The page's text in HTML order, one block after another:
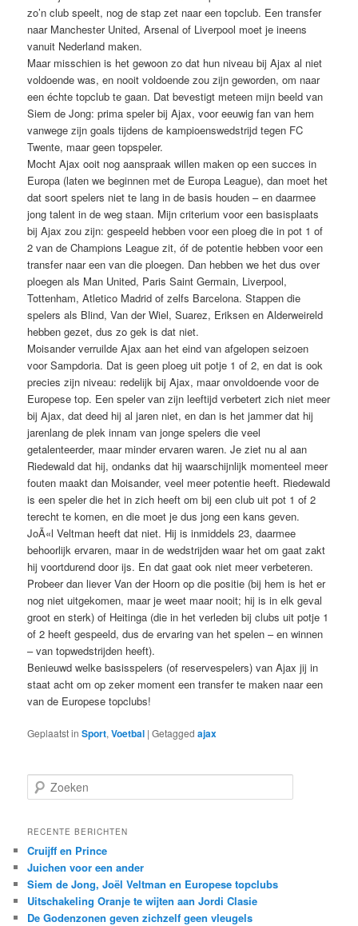
zo’n club speelt, nog de stap zet naar een topclub. Een transfer
naar Manchester United, Arsenal of Liverpool moet je ineens
vanuit Nederland maken.
Maar misschien is het gewoon zo dat hun niveau bij Ajax al niet
voldoende was, en nooit voldoende zou zijn geworden, om naar
een échte topclub te gaan. Dat bevestigt meteen mijn beeld van
Siem de Jong: prima speler bij Ajax, voor eeuwig fan van hem
vanwege zijn goals tijdens de kampioenswedstrijd tegen FC
Twente, maar geen topspeler.
Mocht Ajax ooit nog aanspraak willen maken op een succes in
Europa (laten we beginnen met de Europa League), dan moet het
dat soort spelers niet te lang in de basis houden – en daarmee
jong talent in de weg staan. Mijn criterium voor een basisplaats
bij Ajax zou zijn: gespeeld hebben voor een ploeg die in pot 1 of
2 van de Champions League zit, óf de potentie hebben voor een
transfer naar een van die ploegen. Dan hebben we het dus over
ploegen als Man United, Paris Saint Germain, Liverpool,
Tottenham, Atletico Madrid of zelfs Barcelona. Stappen die
spelers als Blind, Van der Wiel, Suarez, Eriksen en Alderweireld
hebben gezet, dus zo gek is dat niet.
Moisander verruilde Ajax aan het eind van afgelopen seizoen
voor Sampdoria. Dat is geen ploeg uit potje 1 of 2, en dat is ook
precies zijn niveau: redelijk bij Ajax, maar onvoldoende voor de
Europese top. Een speler van zijn leeftijd verbetert zich niet meer
bij Ajax, dat deed hij al jaren niet, en dan is het jammer dat hij
jarenlang de plek innam van jonge spelers die veel
getalenteerder, maar minder ervaren waren. Je ziet nu al aan
Riedewald dat hij, ondanks dat hij waarschijnlijk momenteel meer
fouten maakt dan Moisander, veel meer potentie heeft. Riedewald
is een speler die het in zich heeft om bij een club uit pot 1 of 2
terecht te komen, en die moet je dus jong een kans geven.
JoÃ«l Veltman heeft dat niet. Hij is inmiddels 23, daarmee
behoorlijk ervaren, maar in de wedstrijden waar het om gaat zakt
hij voortdurend door ijs. En dat gaat ook niet meer verbeteren.
Probeer dan liever Van der Hoorn op die positie (bij hem is het er
nog niet uitgekomen, maar je weet maar nooit; hij is in elk geval
groot en sterk) of Heitinga (die in het verleden bij clubs uit potje 1
of 2 heeft gespeeld, dus de ervaring van het spelen – en winnen
– van topwedstrijden heeft).
Benieuwd welke basisspelers (of reservespelers) van Ajax jij in
staat acht om op zeker moment een transfer te maken naar een
van de Europese topclubs!
Geplaatst in Sport,Voetbal |Getagged ajax
o
k
n
RECENTE BERICHTEN
Cruijff en Prince
Juichen voor een ander
Siem de Jong, Joël Veltman en Europese topclubs
Uitschakeling Oranje te wijten aan Jordi Clasie
De Godenzonen geven zichzelf geen vleugels